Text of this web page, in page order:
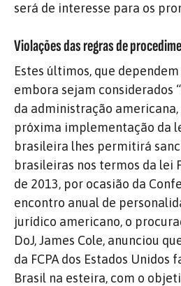
será de interesse para os
Violações das regras de
Estes últimos, que
embora sejam considerados
da administração americana,
próxima implementação da
brasileira lhes permitirá
brasileiras nos termos da lei
de 2013, por ocasião da
encontro anual de
jurídico americano, o
DoJ, James Cole, anunciou
da FCPA dos Estados Unidos
Brasil na esteira, com o